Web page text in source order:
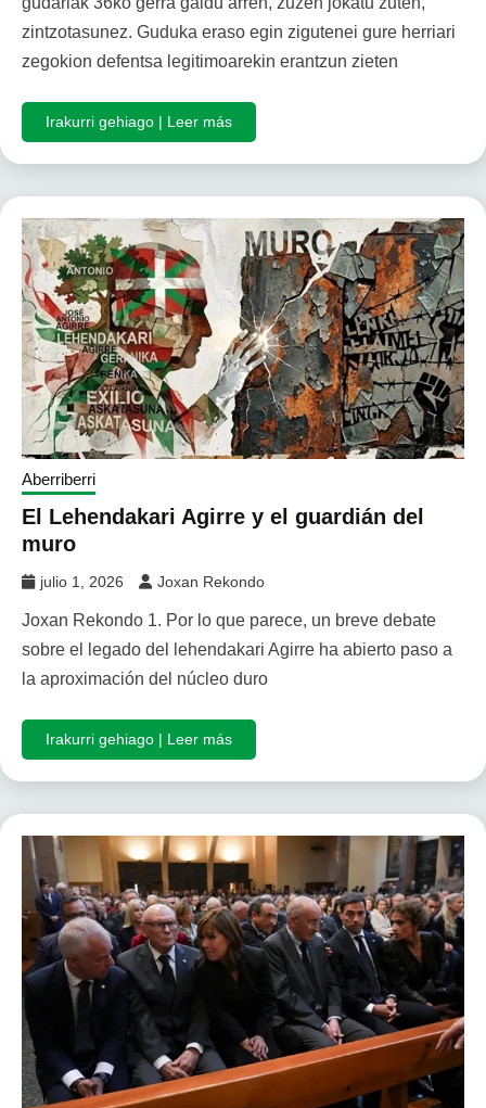
zintzotasunez. Guduka eraso egin zigutenei gure herriari
zegokion defentsa legitimoarekin erantzun zieten
Irakurri gehiago | Leer más
Aberriberri
El Lehendakari Agirre y el guardián del
muro
julio 1, 2026 Joxan Rekondo
Joxan Rekondo 1. Por lo que parece, un breve debate
sobre el legado del lehendakari Agirre ha abierto paso a
la aproximación del núcleo duro
Irakurri gehiago | Leer más